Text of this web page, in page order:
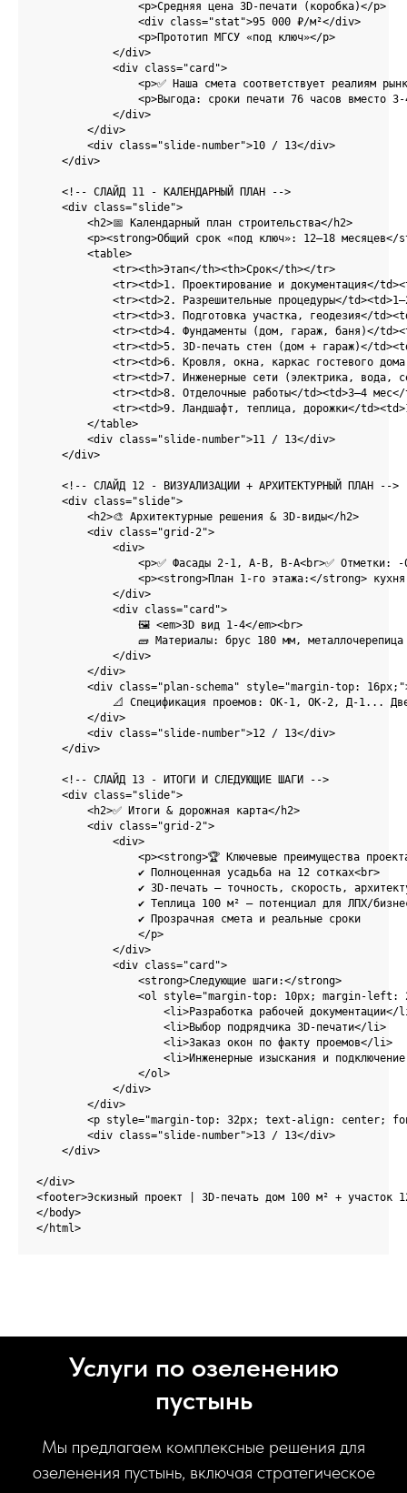
Услуги по озеленению
пустынь
Мы предлагаем комплексные решения для
озеленения пустынь, включая стратегическое